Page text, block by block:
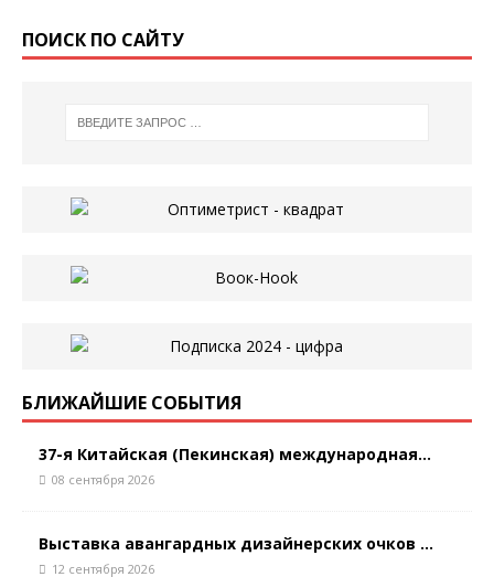
ПОИСК ПО САЙТУ
БЛИЖАЙШИЕ СОБЫТИЯ
37-я Китайская (Пекинская) международная...
08 сентября 2026
Выставка авангардных дизайнерских очков ...
12 сентября 2026